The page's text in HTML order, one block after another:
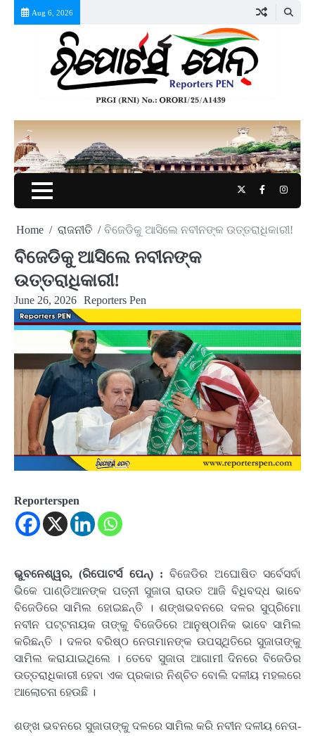
Aug 6, 2026
TwitterFacebook
Home ରାଜନୀତି ବିଜେଡିକୁ ଆସିଲେ ନବୀନଙ୍କ ଉତ୍ତରାଧିକାରୀ!
ବିଜେଡିକୁ ଆସିଲେ ନବୀନଙ୍କ
ଉତ୍ତରାଧିକାରୀ!
June 26, 2026 Reporters Pen
Reporterspen
ଭୁବନେଶ୍ୱର, (ରିପୋଟର୍ସ ପେନ୍‌) : ବିଜେଡିର ଅଘୋଷିତ ସର୍ବେସର୍ବା
ଭିକେ ପାଣ୍ଡିଆନଙ୍କ ପତ୍ନୀ ସୁଜାତା ରାଉତ ଆଜି ବିଧିବଦ୍ଧ ଭାବେ
ବିଜେଡିରେ ସାମିଲ ହୋଇଛନ୍ତି । ଶଙ୍ଖଭବନରେ ଦଳର ସୁପ୍ରିମୋ
ନବୀନ ପଟ୍ଟନାୟକ ତାଙ୍କୁ ବିଜେଡିରେ ଆନୁଷ୍ଠାନିକ ଭାବେ ସାମିଲ
କରିଛନ୍ତି । ଦଳର ବରିଷ୍ଠ ନେତାମାନଙ୍କ ଉପସ୍ଥିତିରେ ସୁଜାତାଙ୍କୁ
ସାମିଲ କରାଯାଇଥିଲେ । ତେବେ ସୁଜାତା ଆଗାମୀ ଦିନରେ ବିଜେଡିର
ଉତ୍ତରାଧିକାରୀ ହେବା ଏକ ପ୍ରକାର ନିଶ୍ଚିତ ବୋଲି ଦଳୀୟ ମହଲରେ
ଆଲୋଚନା ହେଉଛି ।
ଶଙ୍ଖ ଭବନରେ ସୁଜାତାଙ୍କୁ ଦଳରେ ସାମିଲ କରି ନବୀନ ଦଳୀୟ ନେତା-